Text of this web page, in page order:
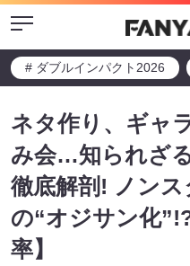
Menu
# ダブルインパクト2026
ネタ作り、ギャ
み会…知られざ
徹底解剖! ノン
の“オジサン化
率】